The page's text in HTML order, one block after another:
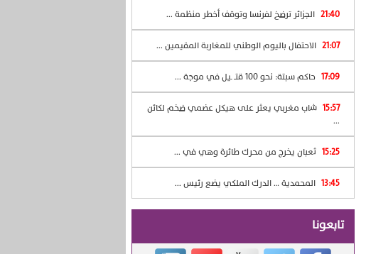
21:40 الجزائر ترضخ لفرنسا وتوقف أخطر منظمة ...
21:07 الاحتفال باليوم الوطني للمغاربة المقيمين ...
17:09 حاكم سبتة: نحو 100 قتــ ـيل في موجة ...
15:57 شاب مغربي يعثر على هيكل عضمي ضخم لكائن
...
15:25 ثعبان يخرج من محرك طائرة وهي في ...
13:45 المحمدية … الدرك الملكي يضع رئيس ...
تابعونا